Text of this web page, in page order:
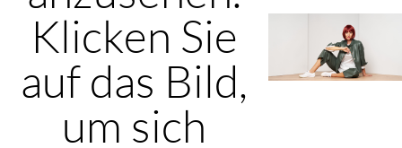
Klicken Sie
auf das Bild,
um sich